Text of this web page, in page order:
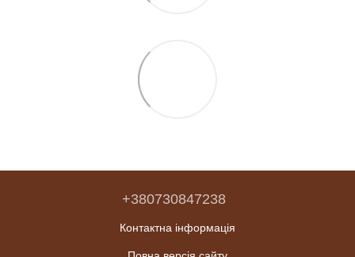
+380730847238
Контактна інформація